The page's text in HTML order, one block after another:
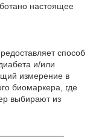
настоящее
способ
и/или
измерение в
биомаркера, где
выбирают из